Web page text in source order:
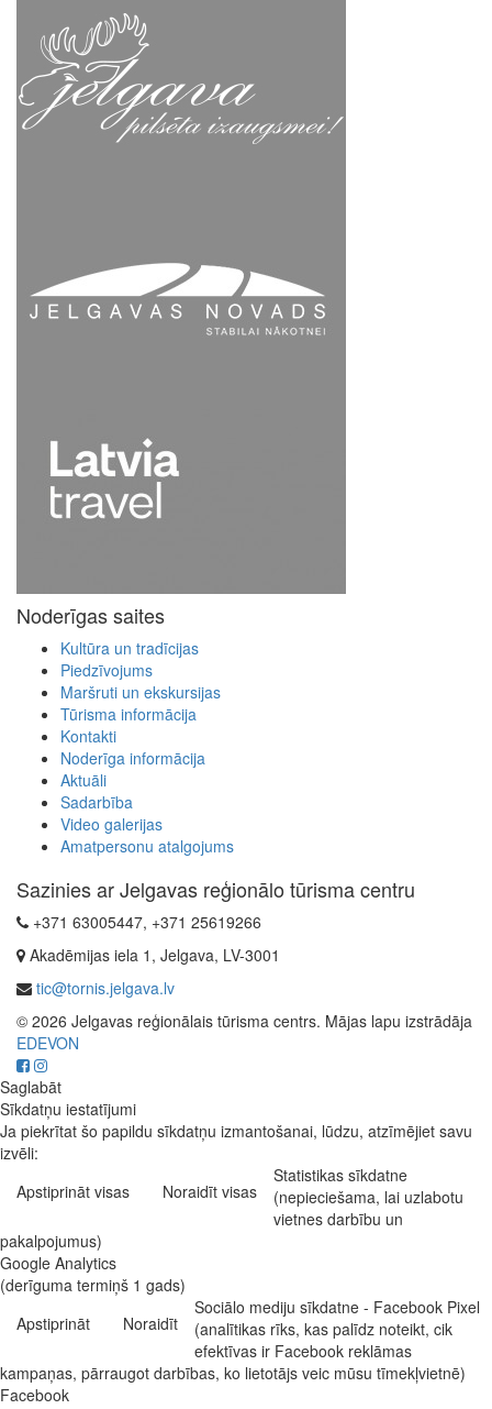
Noderīgas saites
Kultūra un tradīcijas
Piedzīvojums
Maršruti un ekskursijas
Tūrisma informācija
Kontakti
Noderīga informācija
Aktuāli
Sadarbība
Video galerijas
Amatpersonu atalgojums
Sazinies ar Jelgavas reģionālo tūrisma centru
+371 63005447, +371 25619266
Akadēmijas iela 1, Jelgava, LV-3001
tic@tornis.jelgava.lv
© 2026 Jelgavas reģionālais tūrisma centrs. Mājas lapu izstrādāja
EDEVON
Saglabāt
Sīkdatņu iestatījumi
Ja piekrītat šo papildu sīkdatņu izmantošanai, lūdzu, atzīmējiet savu
izvēli:
Apstiprināt visas
Noraidīt visas
Statistikas sīkdatne
(nepieciešama, lai uzlabotu
vietnes darbību un
pakalpojumus)
Google Analytics
(derīguma termiņš 1 gads)
Apstiprināt
Noraidīt
Sociālo mediju sīkdatne - Facebook Pixel
(analītikas rīks, kas palīdz noteikt, cik
efektīvas ir Facebook reklāmas
kampaņas, pārraugot darbības, ko lietotājs veic mūsu tīmekļvietnē)
Facebook